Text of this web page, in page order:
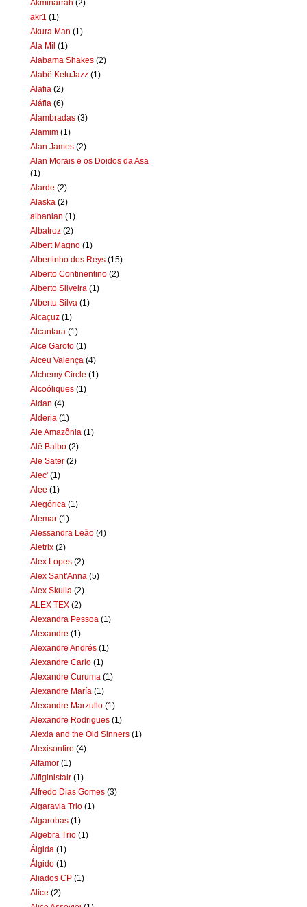
Akminarrah (2)
akr1 (1)
Akura Man (1)
Ala Mil (1)
Alabama Shakes (2)
Alabê KetuJazz (1)
Alafia (2)
Aláfia (6)
Alambradas (3)
Alamim (1)
Alan James (2)
Alan Morais e os Doidos da Asa
(1)
Alarde (2)
Alaska (2)
albanian (1)
Albatroz (2)
Albert Magno (1)
Albertinho dos Reys (15)
Alberto Continentino (2)
Alberto Silveira (1)
Albertu Silva (1)
Alcaçuz (1)
Alcantara (1)
Alce Garoto (1)
Alceu Valença (4)
Alchemy Circle (1)
Alcoóliques (1)
Aldan (4)
Alderia (1)
Ale Amazônia (1)
Alê Balbo (2)
Ale Sater (2)
Alec' (1)
Alee (1)
Alegórica (1)
Alemar (1)
Alessandra Leão (4)
Aletrix (2)
Alex Lopes (2)
Alex Sant'Anna (5)
Alex Skulla (2)
ALEX TEX (2)
Alexandra Pessoa (1)
Alexandre (1)
Alexandre Andrés (1)
Alexandre Carlo (1)
Alexandre Curuma (1)
Alexandre María (1)
Alexandre Marzullo (1)
Alexandre Rodrigues (1)
Alexia and the Old Sinners (1)
Alexisonfire (4)
Alfamor (1)
Alfiginistair (1)
Alfredo Dias Gomes (3)
Algaravia Trio (1)
Algarobas (1)
Algebra Trio (1)
Álgida (1)
Álgido (1)
Aliados CP (1)
Alice (2)